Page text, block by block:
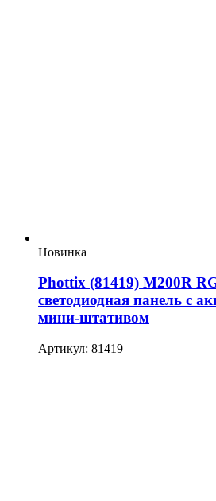
Новинка
Phottix (81419) M200R
светодиодная панель с
мини-штативом
Артикул: 81419